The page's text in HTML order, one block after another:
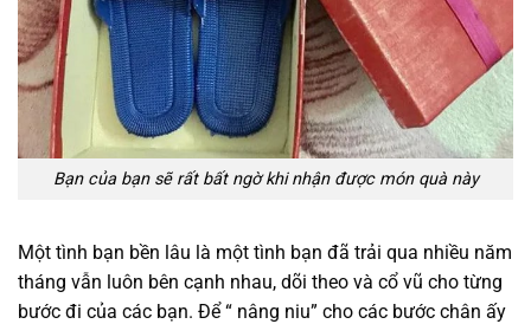
Bạn của bạn sẽ rất bất ngờ khi nhận được món quà này
Một tình bạn bền lâu là một tình bạn đã trải qua nhiều năm
tháng vẫn luôn bên cạnh nhau, dõi theo và cổ vũ cho từng
bước đi của các bạn. Để “ nâng niu” cho các bước chân ấy